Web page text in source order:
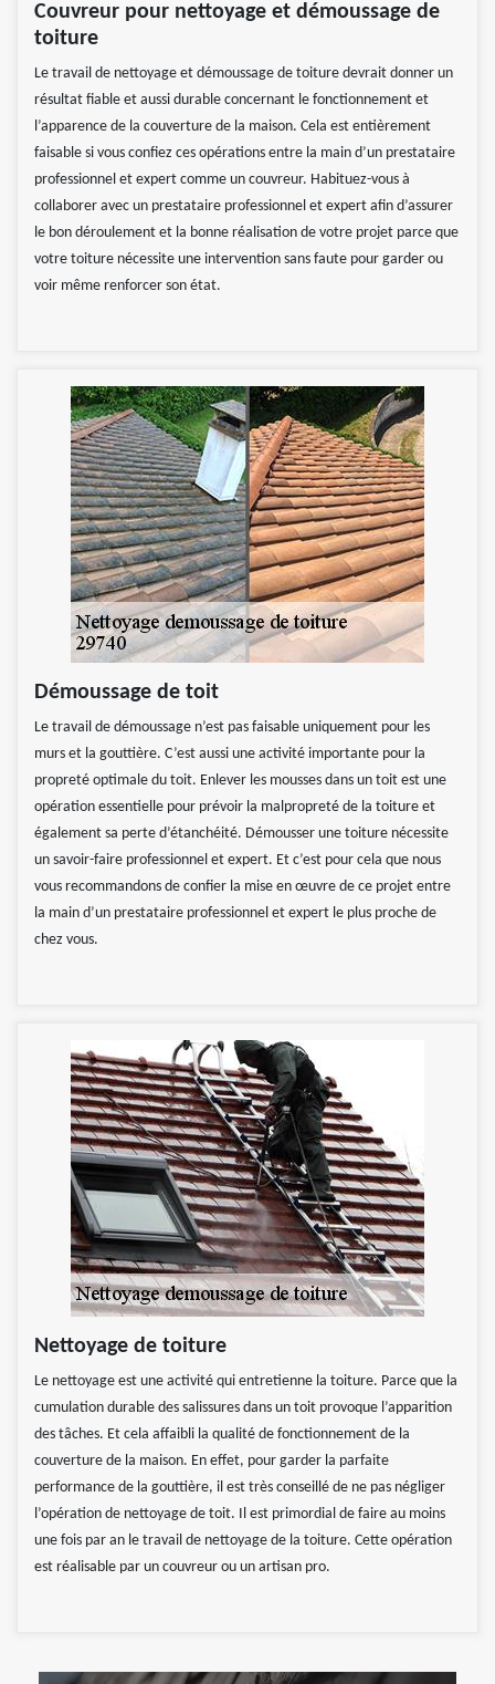
Couvreur pour nettoyage et démoussage de
toiture
Le travail de nettoyage et démoussage de toiture devrait donner un
résultat fiable et aussi durable concernant le fonctionnement et
l’apparence de la couverture de la maison. Cela est entièrement
faisable si vous confiez ces opérations entre la main d’un prestataire
professionnel et expert comme un couvreur. Habituez-vous à
collaborer avec un prestataire professionnel et expert afin d’assurer
le bon déroulement et la bonne réalisation de votre projet parce que
votre toiture nécessite une intervention sans faute pour garder ou
voir même renforcer son état.
Démoussage de toit
Le travail de démoussage n’est pas faisable uniquement pour les
murs et la gouttière. C’est aussi une activité importante pour la
propreté optimale du toit. Enlever les mousses dans un toit est une
opération essentielle pour prévoir la malpropreté de la toiture et
également sa perte d’étanchéité. Démousser une toiture nécessite
un savoir-faire professionnel et expert. Et c’est pour cela que nous
vous recommandons de confier la mise en œuvre de ce projet entre
la main d’un prestataire professionnel et expert le plus proche de
chez vous.
Nettoyage de toiture
Le nettoyage est une activité qui entretienne la toiture. Parce que la
cumulation durable des salissures dans un toit provoque l’apparition
des tâches. Et cela affaibli la qualité de fonctionnement de la
couverture de la maison. En effet, pour garder la parfaite
performance de la gouttière, il est très conseillé de ne pas négliger
l’opération de nettoyage de toit. Il est primordial de faire au moins
une fois par an le travail de nettoyage de la toiture. Cette opération
est réalisable par un couvreur ou un artisan pro.